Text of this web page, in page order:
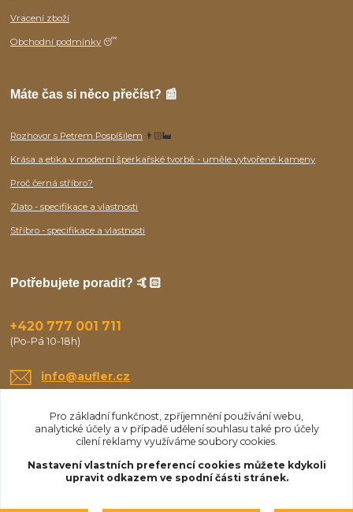
Vracení zboží
Obchodní podmínky 😴
Máte čas si něco přečíst? 📰
Rozhovor s Petrem Pospíšilem 👨🏻‍🏭
Krása a etika v moderní šperkařské tvorbě - uměle vytvořené kameny
Proč černá stříbro?
Zlato - specifikace a vlastnosti
Stříbro - specifikace a vlastnosti
Potřebujete poradit? 🤙🏻
+420 777 001 711
(Po-Pá 10-18h)
info@aufler.cz
Pro základní funkčnost, zpříjemnění používání webu,
analytické účely a v případě udělení souhlasu také pro účely
cílení reklamy využíváme soubory cookies.
Nastavení vlastních preferencí cookies můžete kdykoli
upravit odkazem ve spodní části stránek.